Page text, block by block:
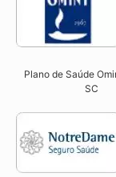
Plano de Saúde
SC​